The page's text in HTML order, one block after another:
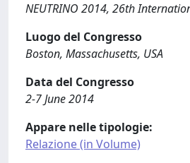
NEUTRINO 2014, 26th
Luogo del Congresso
Boston, Massachusetts, USA
Data del Congresso
2-7 June 2014
Appare nelle tipologie:
Relazione (in Volume)